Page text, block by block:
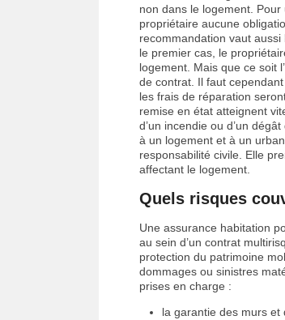
non dans le logement.
propriétaire aucune
recommandation vaut
le premier cas, le
logement. Mais que ce soit
de contrat. Il faut
les frais de réparation
remise en état atteignent
d’un incendie ou d’un
à un logement et à un
responsabilité civile. Elle
affectant le logement.
Quels risques
Une assurance habitation
au sein d’un contrat
protection du patrimoine
dommages ou sinistres
prises en charge :
la garantie des murs et